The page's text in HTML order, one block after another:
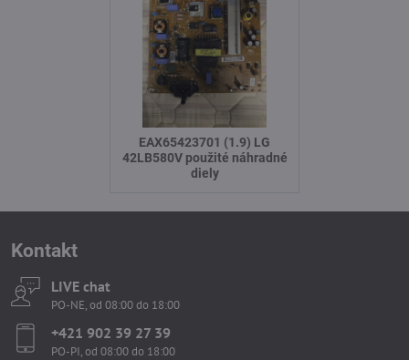
EAX65423701 (1.9) LG
42LB580V použité náhradné
diely
Kontakt
LIVE chat
PO-NE, od 08:00 do 18:00
+421 902 39 27 39
PO-PI, od 08:00 do 18:00